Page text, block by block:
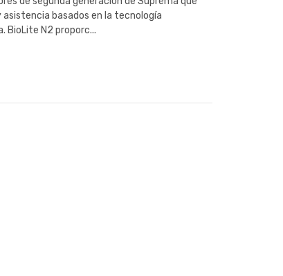
basados en la tecnología
BioLite N2 proporc...